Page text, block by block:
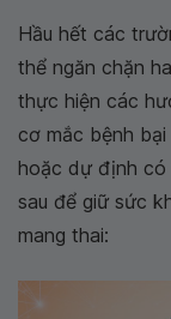
Hầu hết các
thể ngăn chặn
thực hiện các
cơ mắc bệnh
hoặc dự định
sau để giữ sức
mang thai: